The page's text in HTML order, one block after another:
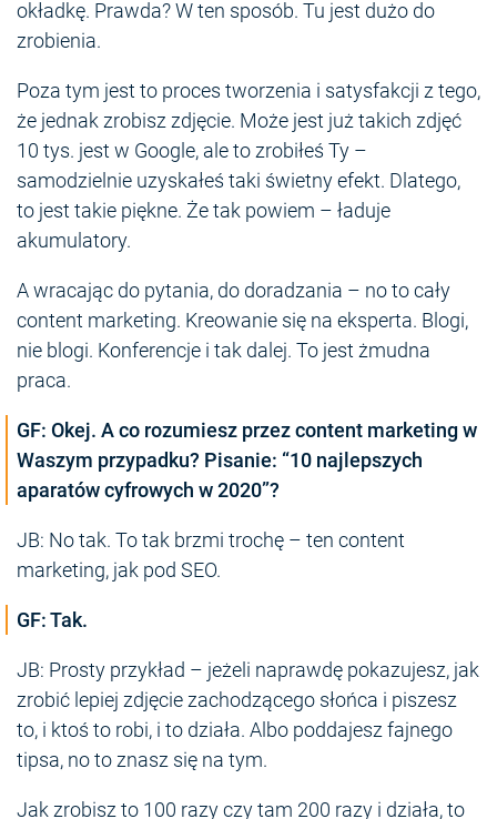
okładkę. Prawda? W ten sposób. Tu jest dużo do
zrobienia.
Poza tym jest to proces tworzenia i satysfakcji z tego,
że jednak zrobisz zdjęcie. Może jest już takich zdjęć
10 tys. jest w Google, ale to zrobiłeś Ty –
samodzielnie uzyskałeś taki świetny efekt. Dlatego,
to jest takie piękne. Że tak powiem – ładuje
akumulatory.
A wracając do pytania, do doradzania – no to cały
content marketing. Kreowanie się na eksperta. Blogi,
nie blogi. Konferencje i tak dalej. To jest żmudna
praca.
GF: Okej. A co rozumiesz przez content marketing w
Waszym przypadku? Pisanie: “10 najlepszych
aparatów cyfrowych w 2020”?
JB: No tak. To tak brzmi trochę – ten content
marketing, jak pod SEO.
GF: Tak.
JB: Prosty przykład – jeżeli naprawdę pokazujesz, jak
zrobić lepiej zdjęcie zachodzącego słońca i piszesz
to, i ktoś to robi, i to działa. Albo poddajesz fajnego
tipsa, no to znasz się na tym.
Jak zrobisz to 100 razy czy tam 200 razy i działa, to